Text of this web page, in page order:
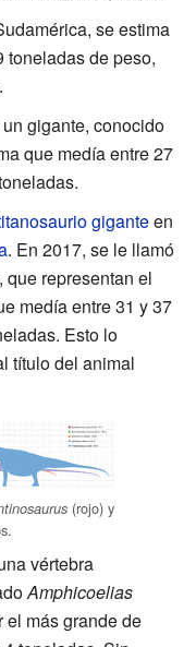
se estima
toneladas de peso,
gigante, conocido
que medía entre 27
giganteen
. En 2017, se le llamó
que representan el
medía entre 31 y 37
Esto lo
título del animal
(rojo) y
vértebra
Amphicoelias
el más grande de